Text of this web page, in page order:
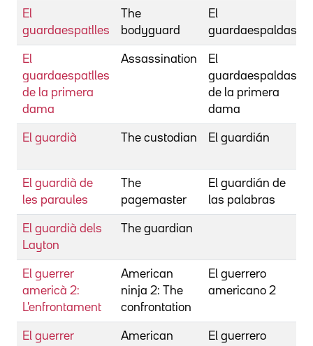
El
guardaespatlles
The
bodyguard
El
guardaespaldas
El
guardaespatlles
de la primera
dama
Assassination
El
guardaespaldas
de la primera
dama
El guardià The custodian El guardián
El guardià de
les paraules
The
pagemaster
El guardián de
las palabras
El guardià dels
Layton
The guardian
El guerrer
americà 2:
L'enfrontament
American
ninja 2: The
confrontation
El guerrero
americano 2
El guerrer
American
El guerrero